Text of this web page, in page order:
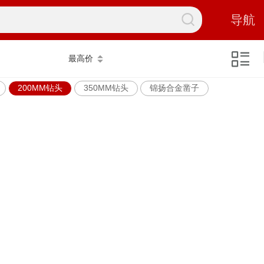
导航
最高价
200MM钻头 350MM钻头 锦扬合金凿子